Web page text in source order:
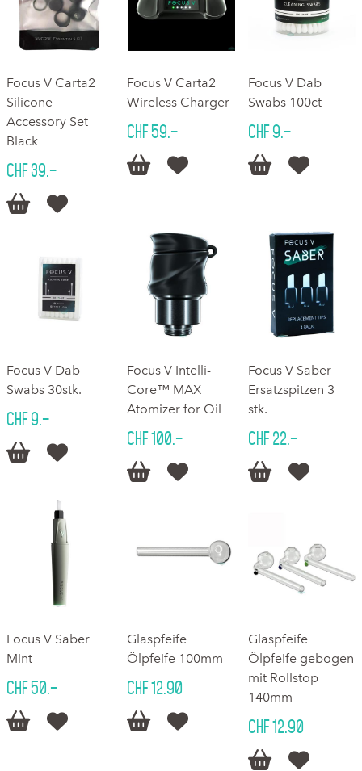
Focus V Carta2
Silicone
Accessory Set
Black
CHF 39.–
 
Focus V Carta2
Wireless Charger
CHF 59.–
 
Focus V Dab
Swabs 100ct
CHF 9.–
 
Focus V Dab
Swabs 30stk.
CHF 9.–
 
Focus V Intelli-
Core™ MAX
Atomizer for Oil
CHF 100.–
 
Focus V Saber
Ersatzspitzen 3
stk.
CHF 22.–
 
Focus V Saber
Mint
CHF 50.–
 
Glaspfeife
Ölpfeife 100mm
CHF 12.90
 
Glaspfeife
Ölpfeife gebogen
mit Rollstop
140mm
CHF 12.90
 